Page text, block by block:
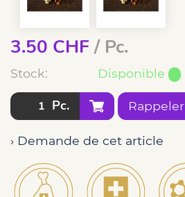
3.50 CHF/ Pc.
Stock: Disponible
Pc. Rappeler
› Demande de cet article